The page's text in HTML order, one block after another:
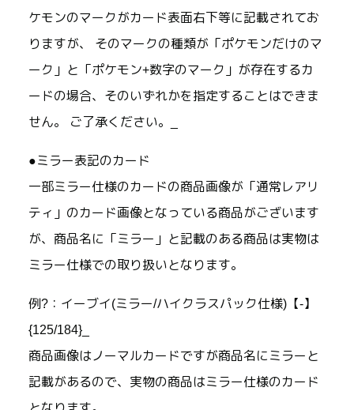
ケモンのマークがカード表面右下等に記載されてお
りますが、 そのマークの種類が「ポケモンだけのマ
ーク」と「ポケモン+数字のマーク」が存在するカ
ードの場合、そのいずれかを指定することはできま
せん。 ご了承ください。_
●ミラー表記のカード
一部ミラー仕様のカードの商品画像が「通常レアリ
ティ」のカード画像となっている商品がございます
が、商品名に「ミラー」と記載のある商品は実物は
ミラー仕様での取り扱いとなります。
例?：イーブイ(ミラー/ハイクラスパック仕様)【-】
{125/184}_
商品画像はノーマルカードですが商品名にミラーと
記載があるので、実物の商品はミラー仕様のカード